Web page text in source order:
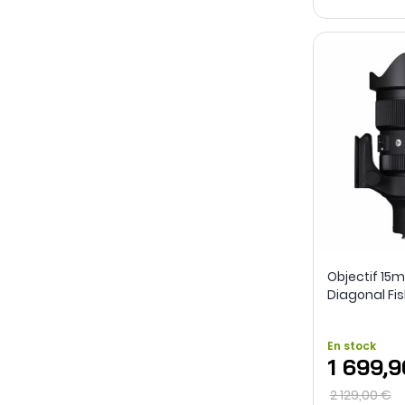
Objectif
Diagonal
En stock
1
2 129,00 €